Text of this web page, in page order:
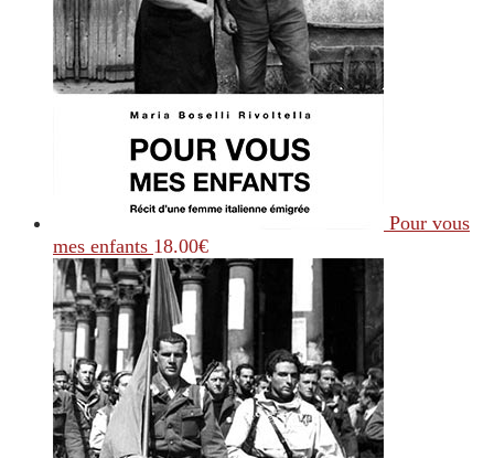
Pour vous
mes enfants 18.00€